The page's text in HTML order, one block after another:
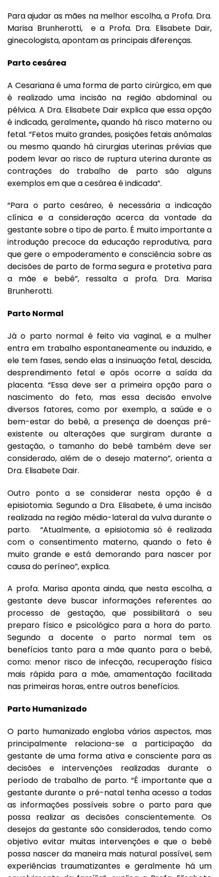
Para ajudar as mães na melhor escolha, a Profa. Dra.
Marisa Brunherotti, e a Profa. Dra. Elisabete Dair,
ginecologista, apontam as principais diferenças.
Parto cesárea
A Cesariana é uma forma de parto cirúrgico, em que
é realizado uma incisão na região abdominal ou
pélvica. A Dra. Elisabete Dair explica que essa opção
é indicada, geralmente, quando há risco materno ou
fetal. “Fetos muito grandes, posições fetais anômalas
ou mesmo quando há cirurgias uterinas prévias que
podem levar ao risco de ruptura uterina durante as
contrações do trabalho de parto são alguns
exemplos em que a cesárea é indicada”.
“Para o parto cesáreo, é necessária a indicação
clínica e a consideração acerca da vontade da
gestante sobre o tipo de parto. É muito importante a
introdução precoce da educação reprodutiva, para
que gere o empoderamento e consciência sobre as
decisões de parto de forma segura e protetiva para
a mãe e bebê”, ressalta a profa. Dra. Marisa
Brunherotti.
Parto Normal
Já o parto normal é feito via vaginal, e a mulher
entra em trabalho espontaneamente ou induzido, e
ele tem fases, sendo elas a insinuação fetal, descida,
desprendimento fetal e após ocorre a saída da
placenta. “Essa deve ser a primeira opção para o
nascimento do feto, mas essa decisão envolve
diversos fatores, como por exemplo, a saúde e o
bem-estar do bebê, a presença de doenças pré-
existente ou alterações que surgiram durante a
gestação, o tamanho do bebê também deve ser
considerado, além de o desejo materno”, orienta a
Dra. Elisabete Dair.
Outro ponto a se considerar nesta opção é a
episiotomia. Segundo a Dra. Elisabete, é uma incisão
realizada na região médio-lateral da vulva durante o
parto. “Atualmente, a episiotomia só é realizada
com o consentimento materno, quando o feto é
muito grande e está demorando para nascer por
causa do períneo”, explica.
A profa. Marisa aponta ainda, que nesta escolha, a
gestante deve buscar informações referentes ao
processo de gestação, que possibilitará o seu
preparo físico e psicológico para a hora do parto.
Segundo a docente o parto normal tem os
benefícios tanto para a mãe quanto para o bebê,
como: menor risco de infecção, recuperação física
mais rápida para a mãe, amamentação facilitada
nas primeiras horas, entre outros benefícios.
Parto Humanizado
O parto humanizado engloba vários aspectos, mas
principalmente relaciona-se a participação da
gestante de uma forma ativa e consciente para as
decisões e intervenções realizadas durante o
período de trabalho de parto. “É importante que a
gestante durante o pré-natal tenha acesso a todas
as informações possíveis sobre o parto para que
possa realizar as decisões conscientemente. Os
desejos da gestante são considerados, tendo como
objetivo evitar muitas intervenções e que o bebê
possa nascer da maneira mais natural possível, sem
experiências traumatizantes e geralmente há um